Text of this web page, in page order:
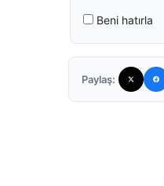
Beni hatırla
Paylaş: